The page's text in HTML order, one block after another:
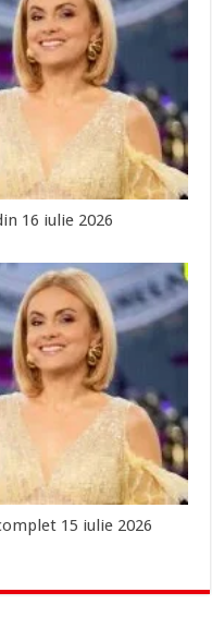
16 iulie 2026
15 iulie 2026